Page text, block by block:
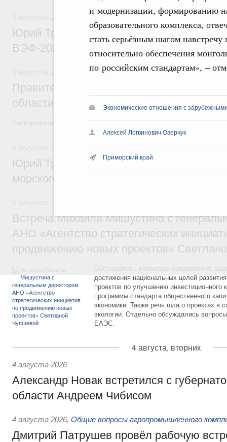
и модернизации, формированию
образовательного комплекса,
стать серьёзным шагом
относительно обеспечения
по российским стандартам», –
Экономические отношения с
Алексей Логвинович Оверчук
Приморский край
Общие вопросы развития ДФО
Юрий Трутнев: Опубликована
ВЭФ-2026
Национальный проект «Экологическое
Правительство увеличило объём
области в рамках федерального
Распоряжение от 3 августа 2026 года №2067-р
Арктическая деятельность
Юрий Трутнев: Дноуглубительный флот
морского пути будет создан
Встреча Михаила Мишустина с
АНО «Агентство стратегических
продвижению новых проектов»
достижения национальных целей
проектов по улучшению инвестиционного
программы стандарта общественного
экономики. Также речь шла о проектах в
экологии. Отдельно обсуждались
ЕАЭС.
4 августа, вторник
4 августа 2026
Александр Новак встретился с
области Андреем Чибисом
4 августа 2026, Общие вопросы агропромышленного
Дмитрий Патрушев провёл рабочую